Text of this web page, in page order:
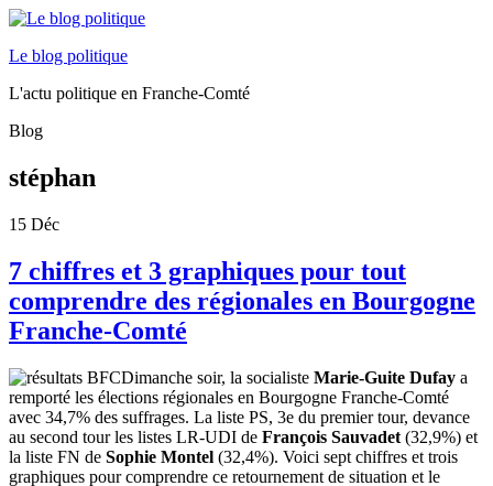
Le blog politique
L'actu politique en Franche-Comté
Blog
stéphan
15 Déc
7 chiffres et 3 graphiques pour tout
comprendre des régionales en Bourgogne
Franche-Comté
Dimanche soir, la socialiste Marie-Guite Dufay a
remporté les élections régionales en Bourgogne Franche-Comté
avec 34,7% des suffrages. La liste PS, 3e du premier tour, devance
au second tour les listes LR-UDI de François Sauvadet (32,9%) et
la liste FN de Sophie Montel (32,4%). Voici sept chiffres et trois
graphiques pour comprendre ce retournement de situation et le